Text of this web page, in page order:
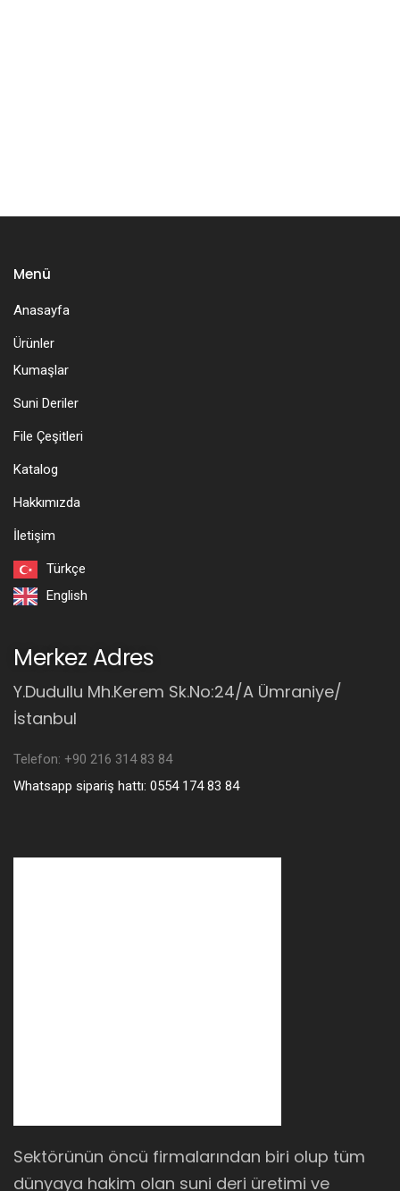
Sektörünün öncü firmalarından biri olup tüm
dünyaya hakim olan suni deri üretimi ve
Merkez Adres
Y.Dudullu Mh.Kerem Sk.No:24/A Ümraniye/
İstanbul
Telefon: +90 216 314 83 84
Whatsapp sipariş hattı: 0554 174 83 84
Menü
Anasayfa
Ürünler
Kumaşlar
Suni Deriler
File Çeşitleri
Katalog
Hakkımızda
İletişim
Türkçe
English